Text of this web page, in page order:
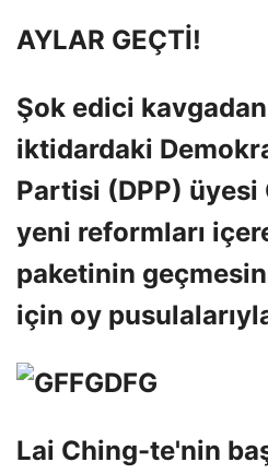
AYLAR GEÇTİ!
Şok edici
iktidardaki
Partisi (DPP) üyesi
yeni reformları
paketinin
için oy
Lai Ching-te'nin